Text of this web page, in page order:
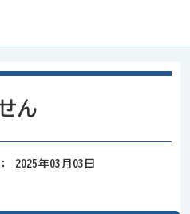
ん
2025年03月03日